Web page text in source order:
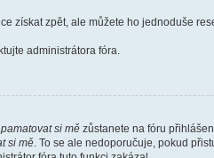
získat zpět, ale můžete ho jednoduše
administrátora fóra.
si mě zůstanete na fóru
si mě . To se ale nedoporučuje, pokud